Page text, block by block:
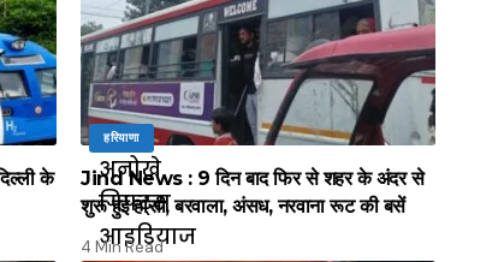
के
हरियाणा
Jind News : 9 दिन बाद फिर से शहर के अंदर से
शुरू हुई हांसी, बरवाला, अंसध, नरवाना रूट की बसें
4 Min Read